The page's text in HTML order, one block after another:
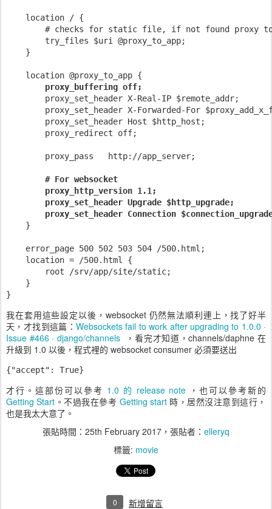
    location / {
# checks for static file, if not found proxy
        try_files $uri @proxy_to_app;
    }
    location @proxy_to_app {
proxy_buffering off;
        proxy_set_header X-Real-IP $remote_addr;
proxy_set_header X-Forwarded-For
        proxy_set_header Host $http_host;
        proxy_redirect off;
        proxy_pass   http://app_server;
# For websocket
        proxy_http_version 1.1;
        proxy_set_header Upgrade $http_upgrade;
proxy_set_header Connection
    }
    error_page 500 502 503 504 /500.html;
    location = /500.html {
        root /srv/app/site/static;
    }
我在套用這些設定以後，websocket 仍然無法順利連上，找了好半
天，才找到這篇： Websockets fail to work after upgrading to 1.0.0 ·
Issue #466 · django/channels ，看完才知道，channels/daphne 在
升級到 1.0 以後，程式裡的 websocket consumer 必須要送出
{"accept": True}
才行。這部份可以參考 1.0 的 release note，也可以參考新的
Getting Start 。不過我在參考 Getting start 時，居然沒注意到這行，
也是我太大意了。
張貼時間： 25th February 2017 ，張貼者： elleryq
標籤: movie
0 新增留言